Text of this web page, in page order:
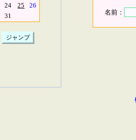
24 25
26
31 名前：